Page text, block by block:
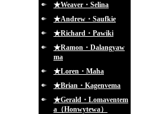
★Weaver・Selina
★Andrew・Saufkie
★Richard・Pawiki
★Ramon・Dalangyaw
ma
★Loren・Maha
★Brian・Kagenvema
★Gerald・Lomaventem
a（Honwytewa）